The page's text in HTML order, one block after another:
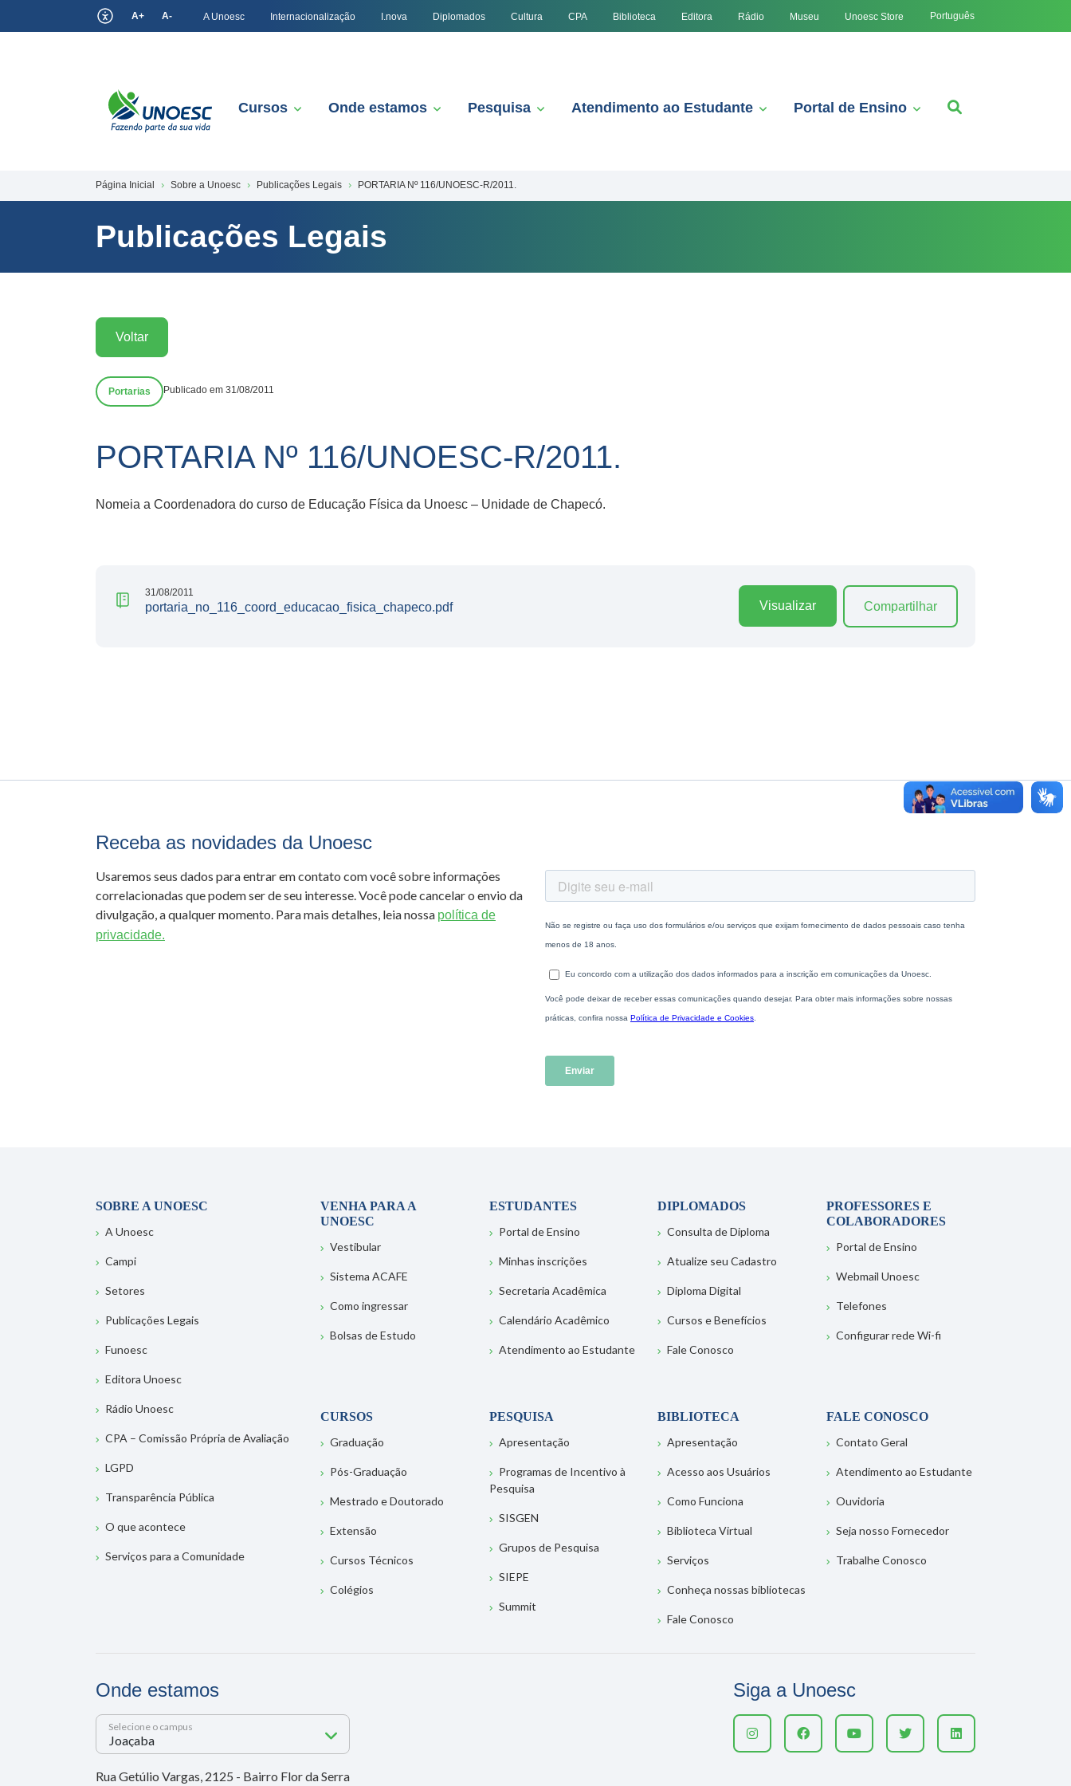
A+ A- A Unoesc Internacionalização I.nova Diplomados Cultura CPA Biblioteca Editora Rádio Museu Unoesc Store Português
Cursos Onde estamos Pesquisa Atendimento ao Estudante Portal de Ensino
Página Inicial Sobre a Unoesc Publicações Legais PORTARIA Nº 116/UNOESC-R/2011.
Publicações Legais
Voltar
Portarias Publicado em 31/08/2011
PORTARIA Nº 116/UNOESC-R/2011.
Nomeia a Coordenadora do curso de Educação Física da Unoesc – Unidade de Chapecó.
31/08/2011
portaria_no_116_coord_educacao_fisica_chapeco.pdf Visualizar Compartilhar
Receba as novidades da Unoesc
Usaremos seus dados para entrar em contato com você sobre informações
correlacionadas que podem ser de seu interesse. Você pode cancelar o envio da
divulgação, a qualquer momento. Para mais detalhes, leia nossa política de
privacidade.
SOBRE A UNOESC
A Unoesc
Campi
Setores
Publicações Legais
Funoesc
Editora Unoesc
Rádio Unoesc
CPA – Comissão Própria de Avaliação
LGPD
Transparência Pública
O que acontece
Serviços para a Comunidade
VENHA PARA A
UNOESC
Vestibular
Sistema ACAFE
Como ingressar
Bolsas de Estudo
ESTUDANTES
Portal de Ensino
Minhas inscrições
Secretaria Acadêmica
Calendário Acadêmico
Atendimento ao Estudante
DIPLOMADOS
Consulta de Diploma
Atualize seu Cadastro
Diploma Digital
Cursos e Benefícios
Fale Conosco
PROFESSORES E
COLABORADORES
Portal de Ensino
Webmail Unoesc
Telefones
Configurar rede Wi-fi
CURSOS
Graduação
Pós-Graduação
Mestrado e Doutorado
Extensão
Cursos Técnicos
Colégios
PESQUISA
Apresentação
Programas de Incentivo à
Pesquisa
SISGEN
Grupos de Pesquisa
SIEPE
Summit
BIBLIOTECA
Apresentação
Acesso aos Usuários
Como Funciona
Biblioteca Virtual
Serviços
Conheça nossas bibliotecas
Fale Conosco
FALE CONOSCO
Contato Geral
Atendimento ao Estudante
Ouvidoria
Seja nosso Fornecedor
Trabalhe Conosco
Onde estamos
Selecione o campus
Rua Getúlio Vargas, 2125 - Bairro Flor da Serra
Siga a Unoesc